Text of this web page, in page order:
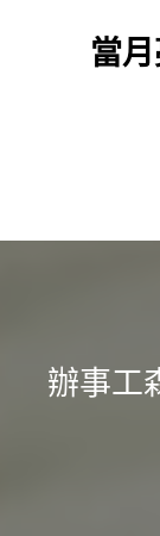
當
辦事工